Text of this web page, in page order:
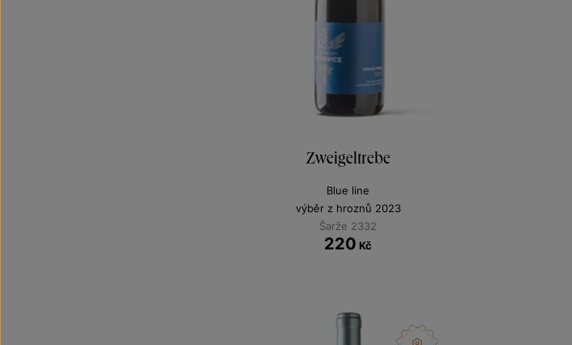
Zweigeltrebe
Blue line
výběr z hroznů 2023
Šarže 2332
220 Kč